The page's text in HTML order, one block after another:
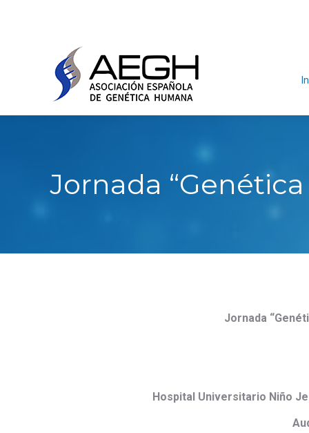
Jornada
Jornada
Hospital Universitario Niño